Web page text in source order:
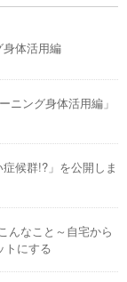
体活用編
ニング身体活用編」
候群!?」を公開しま
んなこと～自宅から
トにする